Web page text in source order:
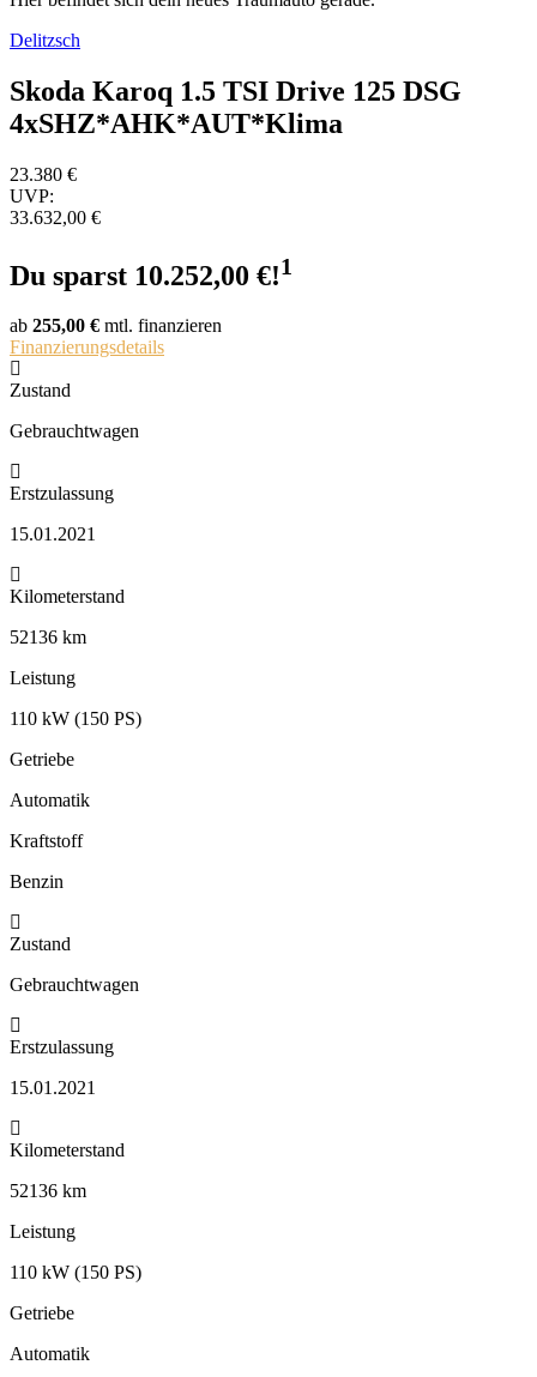
Delitzsch
Skoda Karoq 1.5 TSI Drive 125 DSG
4xSHZ*AHK*AUT*Klima
23.380 €
UVP:
33.632,00 €
Du sparst 10.252,00 €!1
ab 255,00 € mtl. finanzieren
Finanzierungsdetails
Zustand
Gebrauchtwagen
Erstzulassung
15.01.2021
Kilometerstand
52136 km
Leistung
110 kW (150 PS)
Getriebe
Automatik
Kraftstoff
Benzin
Zustand
Gebrauchtwagen
Erstzulassung
15.01.2021
Kilometerstand
52136 km
Leistung
110 kW (150 PS)
Getriebe
Automatik